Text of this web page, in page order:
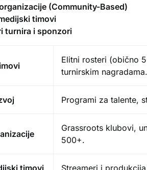
(Community-Based)
timovi
turnira i sponzori
Elitni rosteri (obično
turnirskim nagradama.
Programi za talente,
Grassroots klubovi,
500+.
timovi Streameri i